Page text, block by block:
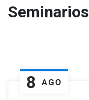
Seminarios
8 AGO